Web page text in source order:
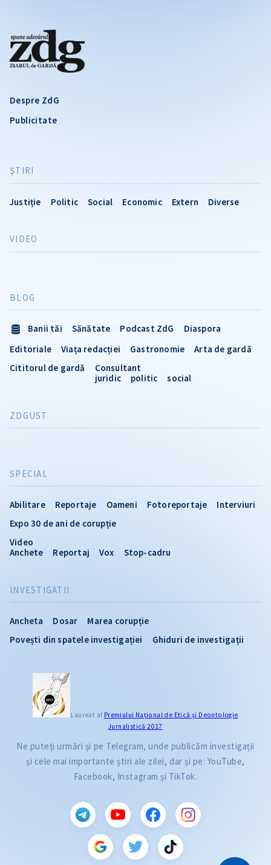
Despre ZdG
Publicitate
ŞTIRI
Justiție Politic Social Economic Extern Diverse
INVESTIGATII
Ancheta Dosar
Marea corupție
Povești din spatele investigației
Ghiduri de investigații
VIDEO
SPECIAL
Abilitare Reportaje Oameni Fotoreportaje
Interviuri
Expo 30 de ani de corupție
Video
Anchete
Reportaj Vox Stop-cadru
BLOG
Banii tăi Sănătate Podcast ZdG
Diaspora
Editoriale
Viața redacției Gastronomie
Arta de gardă
Cititorul de gardă
Consultant
juridic
politic social
ZDGUST
Laureat al Premiului Naţional de Etică și Deontologie
Jurnalistică 2017
Ne puteți urmări și pe Telegram, unde publicăm investigații
și cele mai importante știri ale zilei, dar și pe: YouTube,
Facebook, Instagram și TikTok.